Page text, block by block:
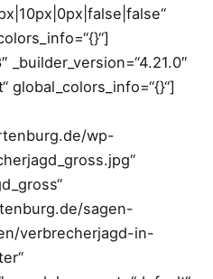
_builder_version=“4.21.0″
global_colors_info=“{}“]
wp-
sagen-
verbrecherjagd-in-